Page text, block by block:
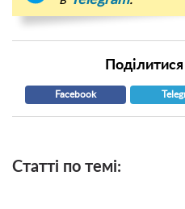
Facebook
Статті по темі: